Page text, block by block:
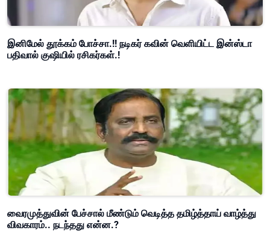
இனிமேல் தூக்கம் போச்சா.!! நடிகர் கவின் வெளியிட்ட இன்ஸ்டா
பதிவால் குஷியில் ரசிகர்கள்.!
வைரமுத்துவின் பேச்சால் மீண்டும் வெடித்த தமிழ்த்தாய் வாழ்த்து
விவகாரம்.. நடந்தது என்ன.?